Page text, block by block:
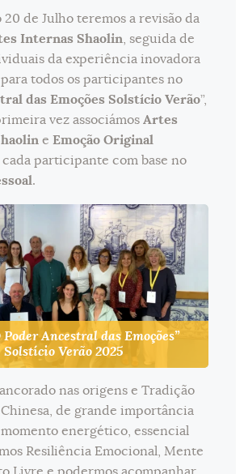
20 de Julho teremos a revisão da
Internas Shaolin , seguida de
da experiência inovadora
todos os participantes no
das Emoções Solstício Verão”,
vez associámos Artes
eEmoção Original
cada participante com base no
.
Poder Ancestral das Emoções”
Solstício Verão 2025
nas origens e Tradição
de grande importância
energético, essencial
Resiliência Emocional, Mente